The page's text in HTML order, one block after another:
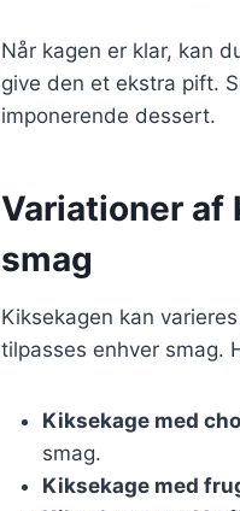
Når kagen er klar, kan
give den et ekstra pift.
imponerende dessert.
Variationer af
smag
Kiksekagen kan
tilpasses enhver smag.
Kiksekage med
smag.
Kiksekage med